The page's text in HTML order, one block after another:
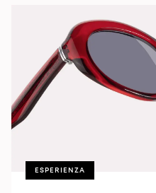
ESPERIENZA